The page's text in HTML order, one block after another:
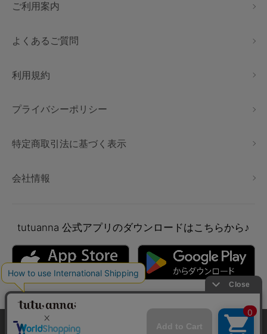
ご利用案内
よくあるご質問
利用規約
プライバシーポリシー
特定商取引法に基づく表示
会社情報
tutuanna 公式アプリのダウンロードはこちらから♪
本サイトでは、より快適にご利用いただけるようCookieを利用し